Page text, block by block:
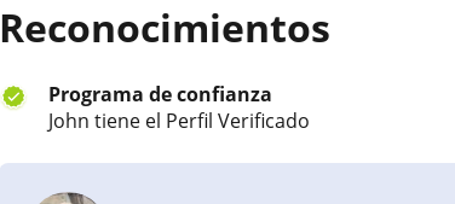
Reconocimientos
Programa de confianza
John tiene el Perfil Verificado